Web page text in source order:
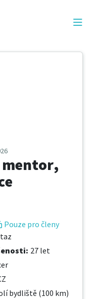
mentor,
Pouze pro členy
: 27 let
bydliště (100 km)